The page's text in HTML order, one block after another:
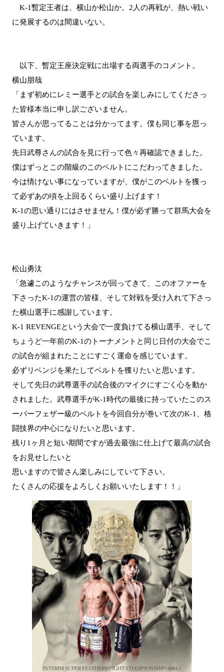
K-1暫定王者は、横山か松山か。2人の再戦が、熱い戦い
に発展するのは間違いない。
以下、暫定王座決定戦に出場する両選手のコメント。
横山朋哉
「まず初めにレミー選手との試合を楽しみにしてくださっ
た皆様本当に申し訳ございません。
皆さんが思ってることは分かってます。僕も同じ事を思っ
ています。
先日武尊さんの試合を見に行って色々再確認できました。
僕はずっとこの階級のこのベルトにこだわってきました。
今は情けない事になっていますが、僕がこのベルトを獲っ
て必ずあの頃を上回るくらい盛り上げます！
K-1の思い通りにはさせません！僕が必ず勝って群馬大会を
盛り上げていきます！」
松山勇汰
「急遽このようなチャンスが回ってきて、このオファーを
下さったK-1の運営の皆様、そして対戦を受け入れて下さっ
た横山選手に感謝しています。
K-1 REVENGEという大会で一度負けてる横山選手、そして
ちょうど一年前のK-1のトーナメントと同じ日付の大会でこ
の試合が組まれたことにすごく運命を感じています。
必ずリベンジを果たしてベルトを獲りたいと思います。
そして先日の武尊選手の試合後のマイクにすごく心を動か
されました。武尊選手がK-1時代の最後に持っていたこのス
ーパーフェザー級のベルトを今回自分が巻いて次のK-1、格
闘技界の中心になりたいと思います。
残り1ヶ月と短い期間ですが過去最強に仕上げて最高の試合
をお見せしたいと
思いますので皆さん楽しみにしていて下さい。
たくさんの応援をよろしくお願いいたします！！」